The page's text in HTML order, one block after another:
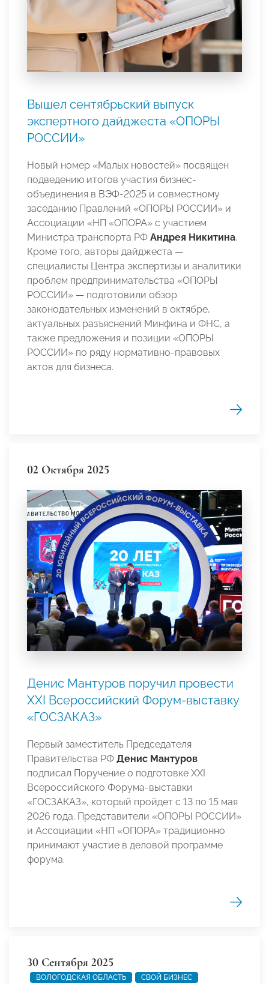
Вышел сентябрьский выпуск
экспертного дайджеста «ОПОРЫ
РОССИИ»
Новый номер «Малых новостей» посвящен
подведению итогов участия бизнес-
объединения в ВЭФ-2025 и совместному
заседанию Правлений «ОПОРЫ РОССИИ» и
Ассоциации «НП «ОПОРА» с участием
Министра транспорта РФ Андрея Никитина.
Кроме того, авторы дайджеста —
специалисты Центра экспертизы и аналитики
проблем предпринимательства «ОПОРЫ
РОССИИ» — подготовили обзор
законодательных изменений в октябре,
актуальных разъяснений Минфина и ФНС, а
также предложения и позиции «ОПОРЫ
РОССИИ» по ряду нормативно-правовых
актов для бизнеса.
02 Октября 2025
Денис Мантуров поручил провести
XXI Всероссийский Форум-выставку
«ГОСЗАКАЗ»
Первый заместитель Председателя
Правительства РФ Денис Мантуров
подписал Поручение о подготовке XXI
Всероссийского Форума-выставки
«ГОСЗАКАЗ», который пройдет с 13 по 15 мая
2026 года. Представители «ОПОРЫ РОССИИ»
и Ассоциации «НП «ОПОРА» традиционно
принимают участие в деловой программе
форума.
30 Сентября 2025
ВОЛОГОДСКАЯ ОБЛАСТЬ СВОЙ БИЗНЕС